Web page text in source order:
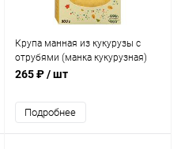
Крупа манная из кукурузы с
отрубями (манка кукурузная)
"Оргтиум" / 500 г
265 ₽/ шт
Подробнее